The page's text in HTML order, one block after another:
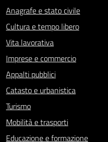
Anagrafe e stato civile
Cultura e tempo libero
Vita lavorativa
Imprese e commercio
Appalti pubblici
Catasto e urbanistica
Turismo
Mobilità e trasporti
Educazione e formazione